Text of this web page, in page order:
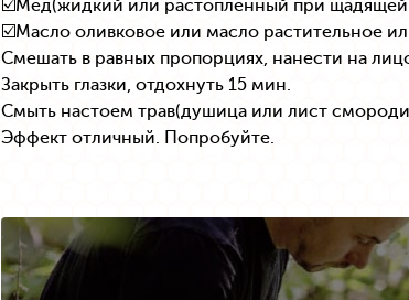
☑️Мед(жидкий или растопленный при щадящей
☑️Масло оливковое или масло растительное
Смешать в равных пропорциях, нанести на
Закрыть глазки, отдохнуть 15 мин.
Смыть настоем трав(душица или лист
Эффект отличный. Попробуйте.